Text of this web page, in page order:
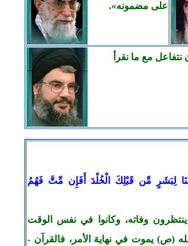
على مضمونه».
نتفاعل مع ما نقرأ
لِبَشَرٍ مِّن قَبْلِكَ الْخُلْدَ أَفَإِن مِّتَّ فَهُمُ
وفاته، وكانوا في نفس الوقت
(ص) يموت في نهاية الأمر، فالقرآن -